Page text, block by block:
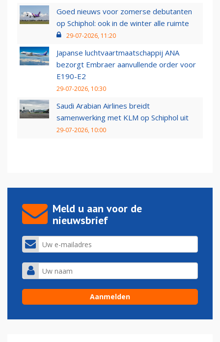
Goed nieuws voor zomerse debutanten
op Schiphol: ook in de winter alle ruimte
29-07-2026, 11:20
Japanse luchtvaartmaatschappij ANA
bezorgt Embraer aanvullende order voor
E190-E2
29-07-2026, 10:30
Saudi Arabian Airlines breidt
samenwerking met KLM op Schiphol uit
29-07-2026, 10:00
Meld u aan voor de
nieuwsbrief